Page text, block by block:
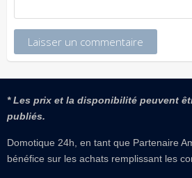
* Les prix et la disponibilité peuvent
publiés.
Domotique 24h, en tant que Partenaire
bénéfice sur les achats remplissant les